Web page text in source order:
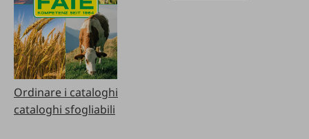
Ordinare i cataloghi
cataloghi sfogliabili